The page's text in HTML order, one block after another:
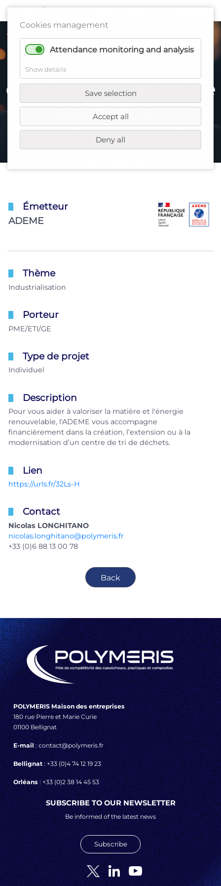
Cookies management
Attendance monitoring and analysis
Show details
Save selection
Accept all
Deny all
Call for project
Création, extension
ou modernisation
d’un centre de tri de
déchets et
valorisation de la
Émetteur
ADEME
Thème
Industrialisation
Porteur
PME/ETI/GE
Type de projet
Individuel
Description
Pour vous aider à valoriser la matière et l'énergie
renouvelable, l'ADEME vous accompagne
financièrement dans la création, l’extension ou à la
modernisation d’un centre de tri de déchets.
Lien
https://urls.fr/32Ls-H
Contact
Nicolas LONGHITANO
nicolas.longhitano@polymeris.fr
+33 (0)6 88 13 00 78
Back
POLYMERIS Maison des entreprises
180 rue Pierre et Marie Curie
01100 Bellignat
E-mail: contact@polymeris.fr
Bellignat: +33 (0)4 74 12 19 23
Orléans: +33 (0)2 38 14 45 53
SUBSCRIBE TO OUR NEWSLETTER
Be informed of the latest news
Subscribe